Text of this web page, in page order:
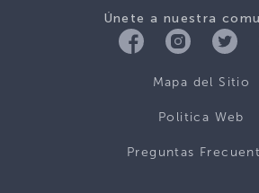
Únete a nuestra
Mapa del Sitio
Politica Web
Preguntas